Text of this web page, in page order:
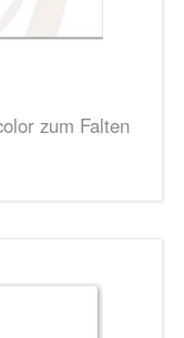
zum Falten